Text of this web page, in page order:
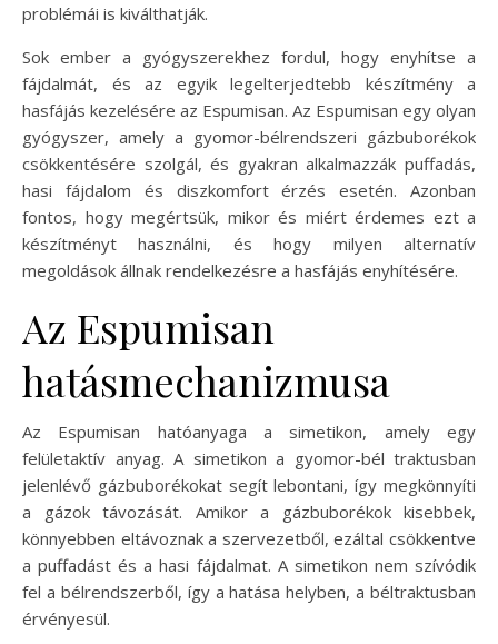
problémái is kiválthatják.
Sok ember a gyógyszerekhez fordul, hogy enyhítse a
fájdalmát, és az egyik legelterjedtebb készítmény a
hasfájás kezelésére az Espumisan. Az Espumisan egy olyan
gyógyszer, amely a gyomor-bélrendszeri gázbuborékok
csökkentésére szolgál, és gyakran alkalmazzák puffadás,
hasi fájdalom és diszkomfort érzés esetén. Azonban
fontos, hogy megértsük, mikor és miért érdemes ezt a
készítményt használni, és hogy milyen alternatív
megoldások állnak rendelkezésre a hasfájás enyhítésére.
Az Espumisan
hatásmechanizmusa
Az Espumisan hatóanyaga a simetikon, amely egy
felületaktív anyag. A simetikon a gyomor-bél traktusban
jelenlévő gázbuborékokat segít lebontani, így megkönnyíti
a gázok távozását. Amikor a gázbuborékok kisebbek,
könnyebben eltávoznak a szervezetből, ezáltal csökkentve
a puffadást és a hasi fájdalmat. A simetikon nem szívódik
fel a bélrendszerből, így a hatása helyben, a béltraktusban
érvényesül.